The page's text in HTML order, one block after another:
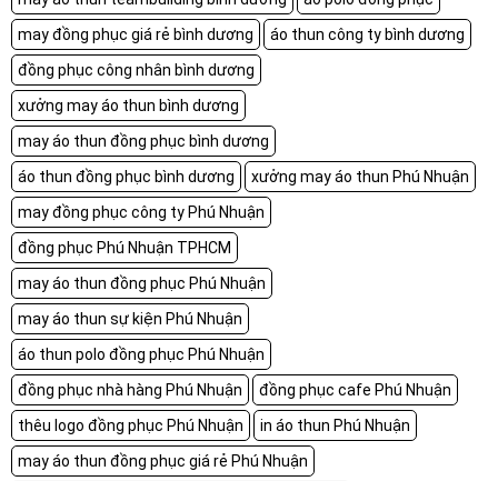
may đồng phục giá rẻ bình dương
áo thun công ty bình dương
đồng phục công nhân bình dương
xưởng may áo thun bình dương
may áo thun đồng phục bình dương
áo thun đồng phục bình dương
xưởng may áo thun Phú Nhuận
may đồng phục công ty Phú Nhuận
đồng phục Phú Nhuận TPHCM
may áo thun đồng phục Phú Nhuận
may áo thun sự kiện Phú Nhuận
áo thun polo đồng phục Phú Nhuận
đồng phục nhà hàng Phú Nhuận
đồng phục cafe Phú Nhuận
thêu logo đồng phục Phú Nhuận
in áo thun Phú Nhuận
may áo thun đồng phục giá rẻ Phú Nhuận